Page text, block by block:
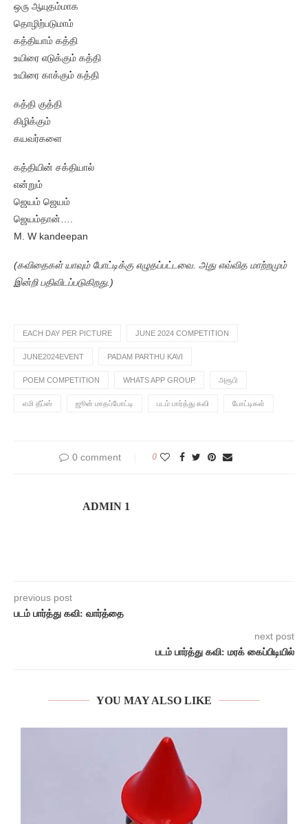
ஒரு ஆயுதம்மாக
தொழிற்படுமாம்
கத்தியாம் கத்தி
உயிரை எடுக்கும் கத்தி
உயிரை காக்கும் கத்தி
கத்தி குத்தி
கிழிக்கும்
கயவர்களை
கத்தியின் சக்தியால்
என்றும்
ஜெயம் ஜெயம்
ஜெயம்தான்….
M. W kandeepan
(கவிதைகள் யாவும் போட்டிக்கு எழுதப்பட்டவை. அது எவ்வித மாற்றமும்
இன்றி பதிவிடப்படுகிறது.)
EACH DAY PER PICTURE JUNE 2024 COMPETITION
JUNE2024EVENT PADAM PARTHU KAVI
POEM COMPETITION WHATS APP GROUP அரூபி
எமி தீப்ஸ் ஜூன் மாதப்போட்டி படம் பார்த்து கவி போட்டிகள்
0 comment 0
ADMIN 1
previous post
படம் பார்த்து கவி: வார்த்தை
next post
படம் பார்த்து கவி: மரக் கைப்பிடியில்
YOU MAY ALSO LIKE